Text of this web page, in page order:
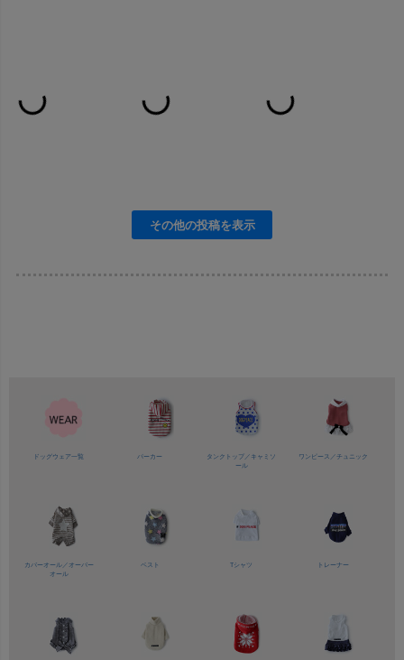
ドッグウェア一覧 パーカー タンクトップ／ キャミソ
ール
ワンピース／チュニック
カバーオール／ オーバー
オール
ベスト Tシャツ トレーナー